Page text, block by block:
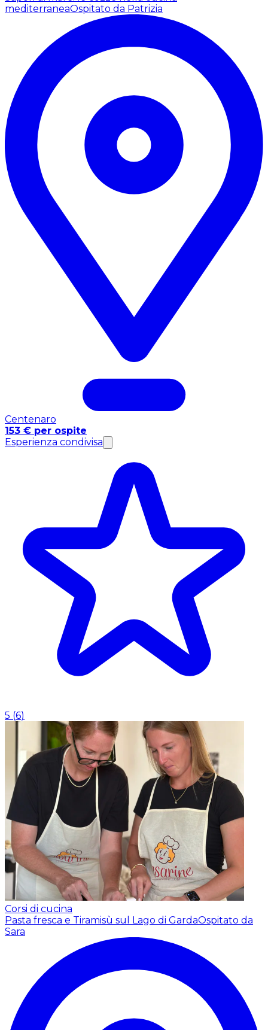
mediterraneaOspitato da Patrizia
Centenaro
153 € per ospite
Esperienza condivisa
5 (6)
Corsi di cucina
Pasta fresca e Tiramisù sul Lago di GardaOspitato da
Sara